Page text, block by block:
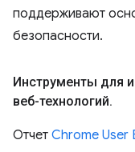
поддерживают
безопасности.
Инструменты для
веб-технологий.
Отчет Chrome User